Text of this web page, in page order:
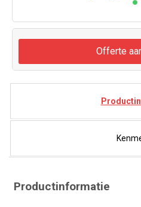
Offerte
Productinformatie